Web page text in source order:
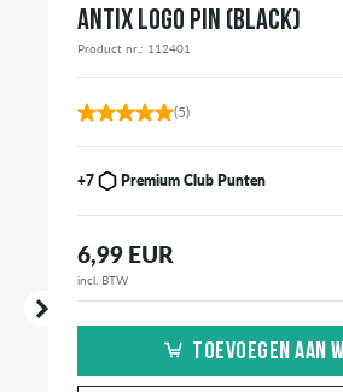
ANTIX LOGO PIN (BLACK)
Product nr.: 112401
(5)
+7 Premium Club Punten
6,99 EUR
incl. BTW
TOEVOEGEN AAN